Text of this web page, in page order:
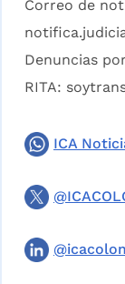
Correo de
Denuncias
RITA:
ICA